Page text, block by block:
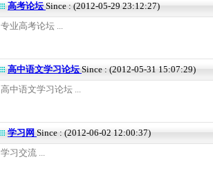
高考论坛Since : (2012-05-29 23:12:27)
专业高考论坛 ...
高中语文学习论坛Since : (2012-05-31 15:07:29)
高中语文学习论坛 ...
学习网 Since : (2012-06-02 12:00:37)
学习交流 ...